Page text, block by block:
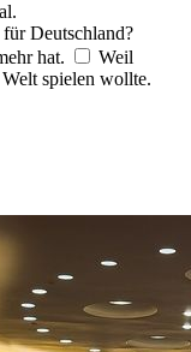
Deutschland?
hat.
Weil
spielen wollte.